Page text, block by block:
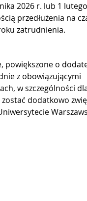
2026 r. lub 1
przedłużenia na
zatrudnienia.
powiększone o
z obowiązującymi
w szczególności
dodatkowo